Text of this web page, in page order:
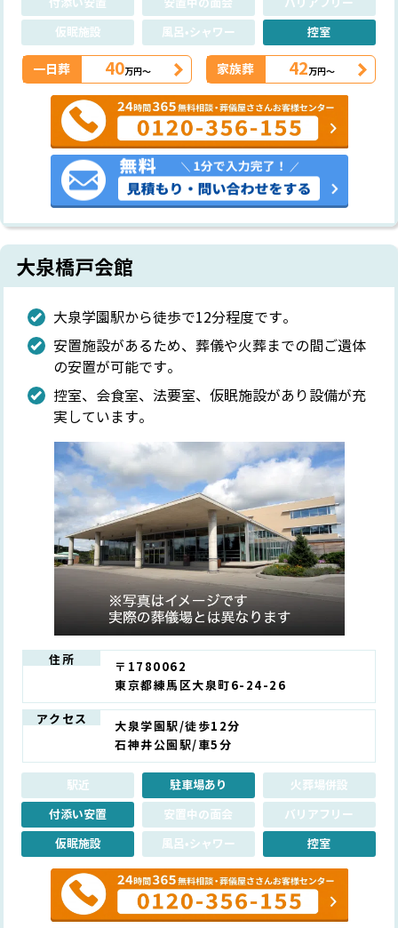
仮眠施設
風呂•シャワー 控室
一日葬 40万円～ 家族葬 42万円～
大泉橋戸会館
大泉学園駅から徒歩で12分程度です。
安置施設があるため、葬儀や火葬までの間ご遺体
の安置が可能です。
控室、会食室、法要室、仮眠施設があり設備が充
実しています。
住所
〒1780062
東京都練馬区大泉町6-24-26
アクセス
大泉学園駅/徒歩12分
石神井公園駅/車5分
駅近 駐車場あり
火葬場併設
付添い安置
安置中の面会
バリアフリー
仮眠施設
風呂•シャワー 控室